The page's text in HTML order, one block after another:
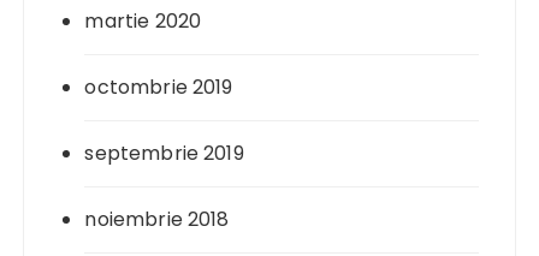
martie 2020
octombrie 2019
septembrie 2019
noiembrie 2018